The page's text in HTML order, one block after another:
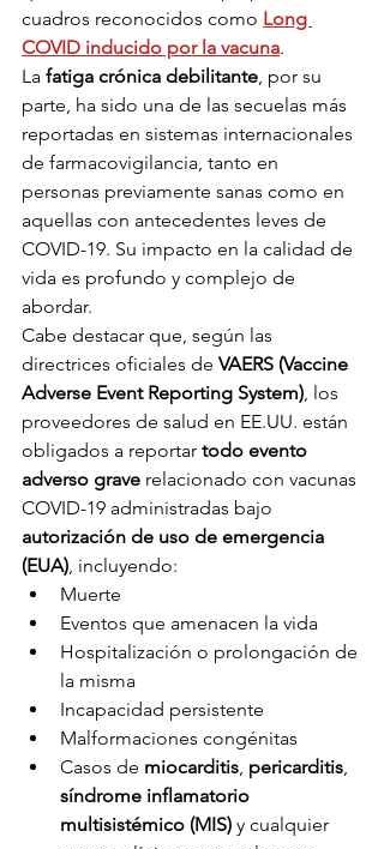
cuadros reconocidos como Long
COVID inducido por la vacuna.
La fatiga crónica debilitante , por su
parte, ha sido una de las secuelas más
reportadas en sistemas internacionales
de farmacovigilancia, tanto en
personas previamente sanas como en
aquellas con antecedentes leves de
COVID-19. Su impacto en la calidad de
vida es profundo y complejo de
abordar.
Cabe destacar que, según las
directrices oficiales de VAERS (Vaccine
Adverse Event Reporting System) , los
proveedores de salud en EE.UU. están
obligados a reportar todo evento
adverso grave relacionado con vacunas
COVID-19 administradas bajo
autorización de uso de emergencia
(EUA) , incluyendo:
Muerte
Eventos que amenacen la vida
Hospitalización o prolongación de
la misma
Incapacidad persistente
Malformaciones congénitas
Casos de miocarditis pericarditis
síndrome inflamatorio
multisistémico (MIS) y cualquier